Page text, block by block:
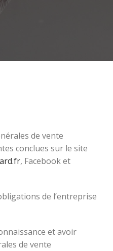
de vente
conclues sur le site
, Facebook et
de l’entreprise
et avoir
de vente